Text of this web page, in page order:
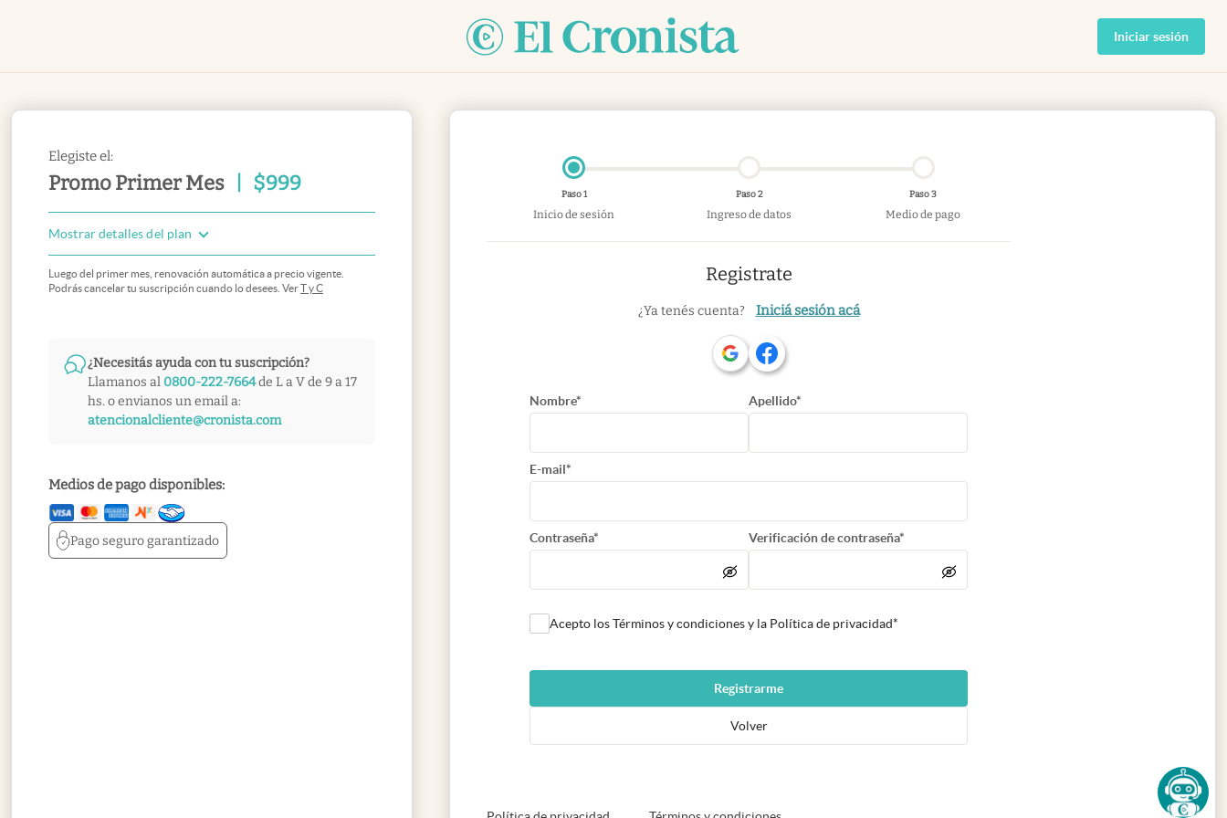
Iniciar sesión
Elegiste el:
Promo Primer Mes $999
Mostrar detalles del plan
Luego del primer mes, renovación automática a precio vigente.
Podrás cancelar tu suscripción cuando lo desees. VerT y C
¿Necesitás ayuda con tu suscripción?
Llamanos al 0800-222-7664de L a V de 9 a 17
hs. o envianos un email a:
atencionalcliente@cronista.com
Medios de pago disponibles:
Pago segurogarantizado
Paso 1
Inicio de sesión
Paso 2
Ingreso de datos
Paso 3
Medio de pago
Registrate
¿Ya tenés cuenta? Iniciá sesión acá
Nombre* Apellido*
E-mail*
Contraseña* Verificación de contraseña*
Acepto los Términos y condiciones y la Política de privacidad*
Registrarme
Volver